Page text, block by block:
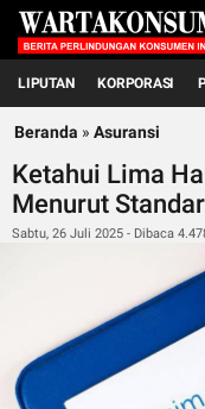
LIPUTAN KORPORASI
Beranda » Asuransi
Ketahui Lima
Menurut
Sabtu, 26 Juli 2025 - Dibaca